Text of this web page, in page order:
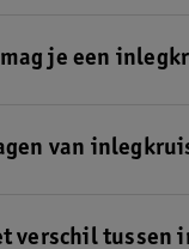
je nare geurtjes.
je een
van
verschil tussen